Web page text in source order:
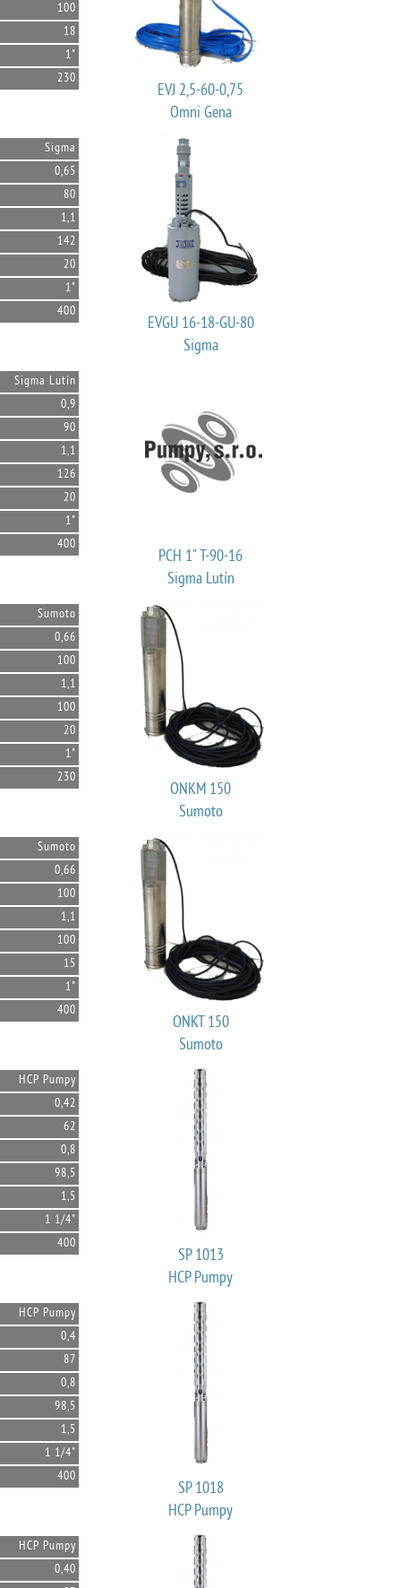
100
18
1"
230
EVJ 2,5-60-0,75
Omni Gena
Sigma
0,65
80
1,1
142
20
1"
400
EVGU 16-18-GU-80
Sigma
Sigma Lutín
0,9
90
1,1
126
20
1"
400
PCH 1" T-90-16
Sigma Lutín
Sumoto
0,66
100
1,1
100
20
1"
230
ONKM 150
Sumoto
Sumoto
0,66
100
1,1
100
15
1"
400
ONKT 150
Sumoto
HCP Pumpy
0,42
62
0,8
98,5
1,5
1 1/4"
400
SP 1013
HCP Pumpy
HCP Pumpy
0,4
87
0,8
98,5
1,5
1 1/4"
400
SP 1018
HCP Pumpy
HCP Pumpy
0,40